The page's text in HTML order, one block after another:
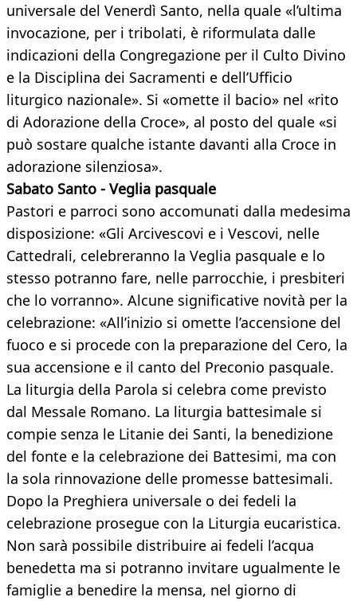
universale del Venerdì Santo, nella quale «l’ultima
invocazione, per i tribolati, è riformulata dalle
indicazioni della Congregazione per il Culto Divino
e la Disciplina dei Sacramenti e dell’Ufficio
liturgico nazionale». Si «omette il bacio» nel «rito
di Adorazione della Croce», al posto del quale «si
può sostare qualche istante davanti alla Croce in
adorazione silenziosa».
Sabato Santo - Veglia pasquale
Pastori e parroci sono accomunati dalla medesima
disposizione: «Gli Arcivescovi e i Vescovi, nelle
Cattedrali, celebreranno la Veglia pasquale e lo
stesso potranno fare, nelle parrocchie, i presbiteri
che lo vorranno». Alcune significative novità per la
celebrazione: «All’inizio si omette l’accensione del
fuoco e si procede con la preparazione del Cero, la
sua accensione e il canto del Preconio pasquale.
La liturgia della Parola si celebra come previsto
dal Messale Romano. La liturgia battesimale si
compie senza le Litanie dei Santi, la benedizione
del fonte e la celebrazione dei Battesimi, ma con
la sola rinnovazione delle promesse battesimali.
Dopo la Preghiera universale o dei fedeli la
celebrazione prosegue con la Liturgia eucaristica.
Non sarà possibile distribuire ai fedeli l’acqua
benedetta ma si potranno invitare ugualmente le
famiglie a benedire la mensa, nel giorno di